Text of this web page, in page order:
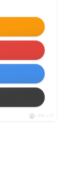
ポチップ